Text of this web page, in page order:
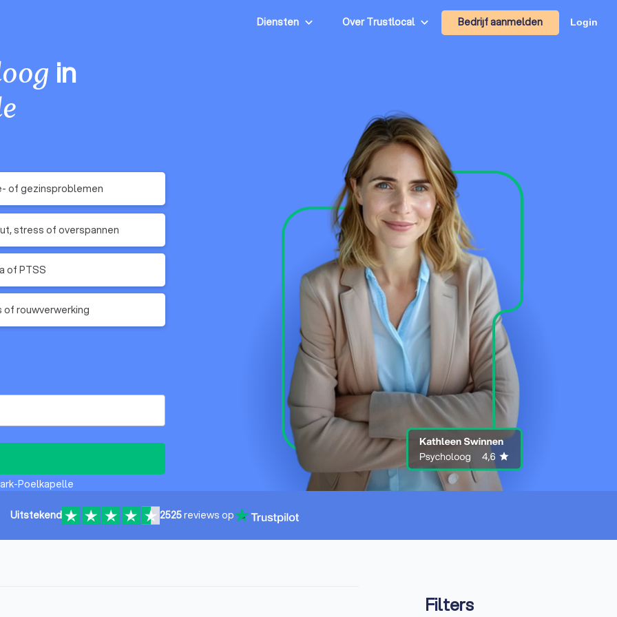
Diensten Over Trustlocal Bedrijf aanmelden Login
in
of gezinsproblemen
stress of overspannen
of PTSS
of rouwverwerking
Poelkapelle
Uitstekend 2525reviews op
Filters